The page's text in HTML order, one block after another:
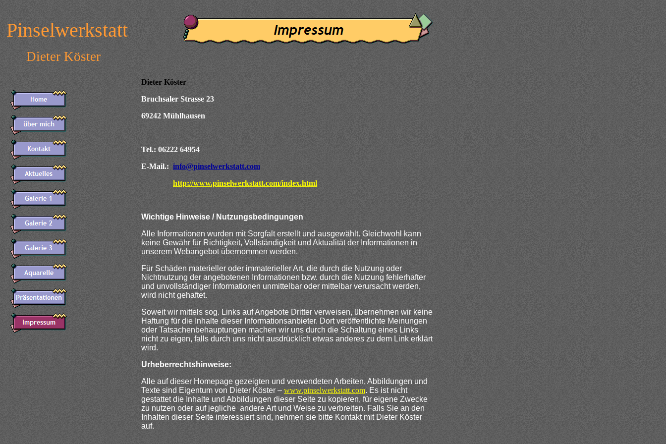
Pinselwerkstatt
Dieter Köster
Dieter Köster
Bruchsaler Strasse 23
69242 Mühlhausen
Tel.: 06222 64954
E-Mail.: info@pinselwerkstatt.com
http://www.pinselwerkstatt.com/index.html
Wichtige Hinweise / Nutzungsbedingungen
Alle Informationen wurden mit Sorgfalt erstellt und ausgewählt. Gleichwohl kann
keine Gewähr für Richtigkeit, Vollständigkeit und Aktualität der Informationen in
unserem Webangebot übernommen werden.
Für Schäden materieller oder immaterieller Art, die durch die Nutzung oder
Nichtnutzung der angebotenen Informationen bzw. durch die Nutzung fehlerhafter
und unvollständiger Informationen unmittelbar oder mittelbar verursacht werden,
wird nicht gehaftet.
Soweit wir mittels sog. Links auf Angebote Dritter verweisen, übernehmen wir keine
Haftung für die Inhalte dieser Informationsanbieter. Dort veröffentlichte Meinungen
oder Tatsachenbehauptungen machen wir uns durch die Schaltung eines Links
nicht zu eigen, falls durch uns nicht ausdrücklich etwas anderes zu dem Link erklärt
wird.
Urheberrechtshinweise:
Alle auf dieser Homepage gezeigten und verwendeten Arbeiten, Abbildungen und
Texte sind Eigentum von Dieter Köster – www.pinselwerkstatt.com. Es ist nicht
gestattet die Inhalte und Abbildungen dieser Seite zu kopieren, für eigene Zwecke
zu nutzen oder auf jegliche andere Art und Weise zu verbreiten. Falls Sie an den
Inhalten dieser Seite interessiert sind, nehmen sie bitte Kontakt mit Dieter Köster
auf.